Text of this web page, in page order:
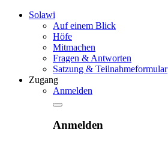
Solawi
Auf einem Blick
Höfe
Mitmachen
Fragen & Antworten
Satzung & Teilnahmeformular
Zugang
Anmelden
Anmelden